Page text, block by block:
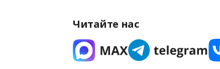
Читайте нас